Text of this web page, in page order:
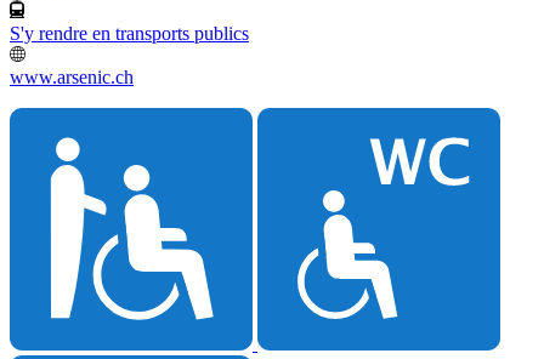
S'y rendre en transports publics
www.arsenic.ch